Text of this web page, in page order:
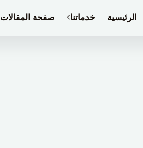
الرئيسية خدماتنا صفحة المقالات